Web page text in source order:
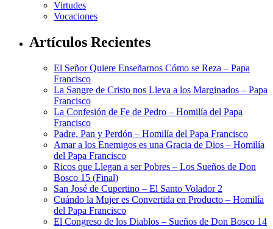
Virtudes
Vocaciones
Artículos Recientes
El Señor Quiere Enseñarnos Cómo se Reza – Papa
Francisco
La Sangre de Cristo nos Lleva a los Marginados – Papa
Francisco
La Confesión de Fe de Pedro – Homilía del Papa
Francisco
Padre, Pan y Perdón – Homilía del Papa Francisco
Amar a los Enemigos es una Gracia de Dios – Homilía
del Papa Francisco
Ricos que Llegan a ser Pobres – Los Sueños de Don
Bosco 15 (Final)
San José de Cupertino – El Santo Volador 2
Cuándo la Mujer es Convertida en Producto – Homilía
del Papa Francisco
El Congreso de los Diablos – Sueños de Don Bosco 14